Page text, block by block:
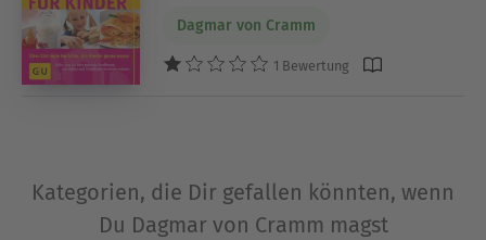
Dagmar von Cramm
1 Bewertung
Kategorien, die Dir gefallen könnten, wenn
Du Dagmar von Cramm magst